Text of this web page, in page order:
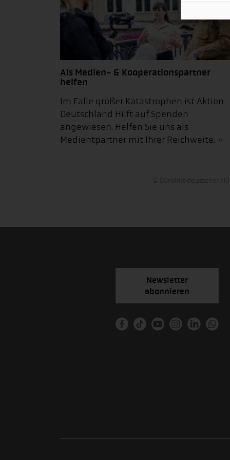
Als Medien- & Kooperationspartner
helfen
Im Falle großer Katastrophen ist Aktion
Deutschland Hilft auf Spenden
angewiesen. Helfen Sie uns als
Medientpartner mit Ihrer Reichweite.
Newsletter
abonnieren